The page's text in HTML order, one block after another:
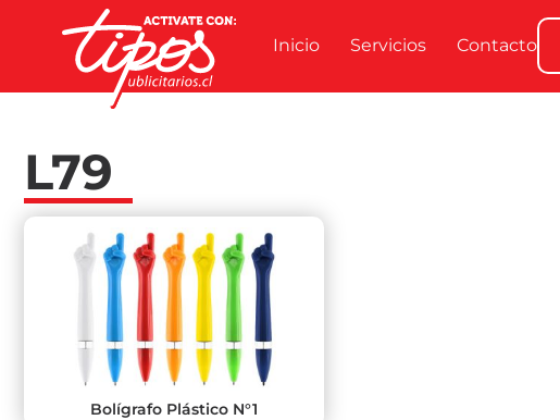
Inicio Servicios Contacto
L79
Bolígrafo Plástico N°1